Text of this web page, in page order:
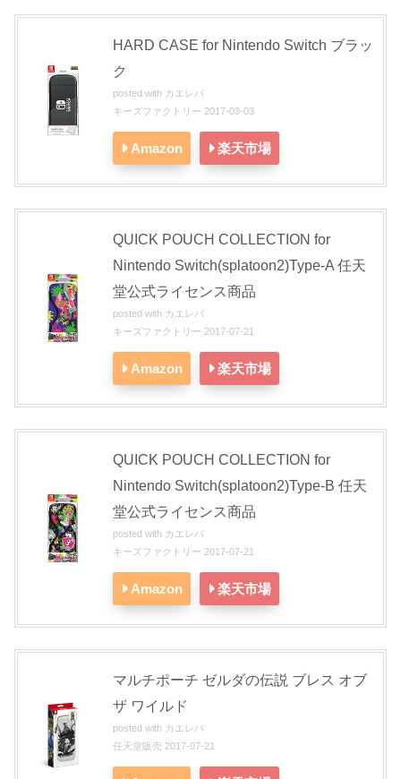
HARD CASE for Nintendo Switch ブラッ
ク
posted with カエレバ
キーズファクトリー 2017-03-03
Amazon 楽天市場
QUICK POUCH COLLECTION for
Nintendo Switch(splatoon2)Type-A 任天
堂公式ライセンス商品
posted with カエレバ
キーズファクトリー 2017-07-21
Amazon 楽天市場
QUICK POUCH COLLECTION for
Nintendo Switch(splatoon2)Type-B 任天
堂公式ライセンス商品
posted with カエレバ
キーズファクトリー 2017-07-21
Amazon 楽天市場
マルチポーチ ゼルダの伝説 ブレス オブ
ザ ワイルド
posted with カエレバ
任天堂販売 2017-07-21